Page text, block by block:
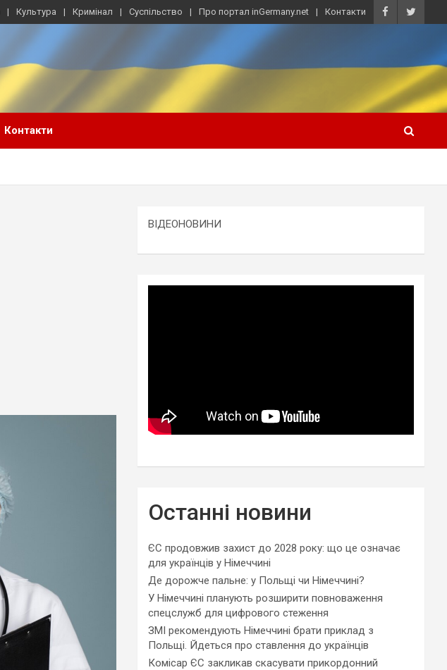
Культура Кримінал Суспільство Про портал inGermany.net Контакти
Контакти
ВІДЕОНОВИНИ
Останні новини
ЄС продовжив захист до 2028 року: що це означає
для українців у Німеччині
Де дорожче пальне: у Польщі чи Німеччині?
У Німеччині планують розширити повноваження
спецслужб для цифрового стеження
ЗМІ рекомендують Німеччині брати приклад з
Польщі. Йдеться про ставлення до українців
Комісар ЄС закликав скасувати прикордонний